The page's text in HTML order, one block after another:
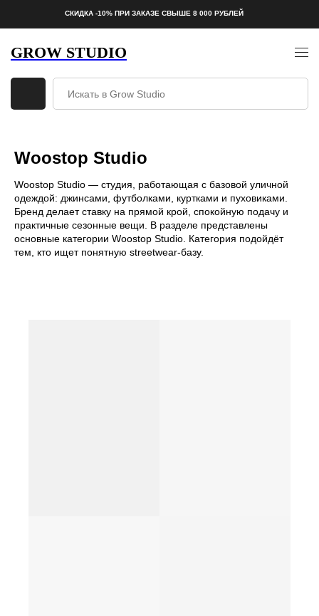
СКИДКА -10% ПРИ ЗАКАЗЕ СВЫШЕ 8 000 РУБЛЕЙ
GROW STUDIO
Woostop Studio
Woostop Studio — студия, работающая с базовой уличной
одеждой: джинсами, футболками, куртками и пуховиками.
Бренд делает ставку на прямой крой, спокойную подачу и
практичные сезонные вещи. В разделе представлены
основные категории Woostop Studio. Категория подойдёт
тем, кто ищет понятную streetwear-базу.